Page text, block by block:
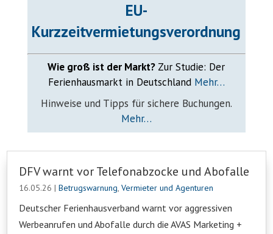
EU-
Kurzzeitvermietungsverordnung
Wie groß ist der Markt? Zur Studie: Der
Ferienhausmarkt in Deutschland Mehr…
Hinweise und Tipps für sichere Buchungen.
Mehr…
DFV warnt vor Telefonabzocke und Abofalle
16.05.26 |Betrugswarnung,Vermieter und Agenturen
Deutscher Ferienhausverband warnt vor aggressiven
Werbeanrufen und Abofalle durch die AVAS Marketing +